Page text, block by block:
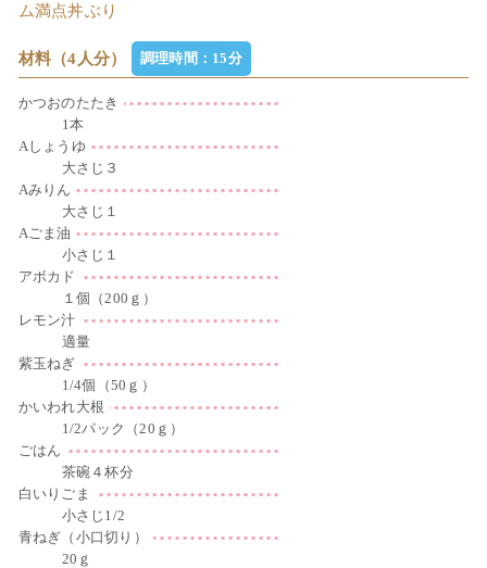
ム満点丼ぶり
材料（4人分） 調理時間：15分
かつおのたたき
1本
Aしょうゆ
大さじ３
Aみりん
大さじ１
Aごま油
小さじ１
アボカド
１個（200ｇ）
レモン汁
適量
紫玉ねぎ
1/4個（50ｇ）
かいわれ大根
1/2パック（20ｇ）
ごはん
茶碗４杯分
白いりごま
小さじ1/2
青ねぎ（小口切り）
20ｇ